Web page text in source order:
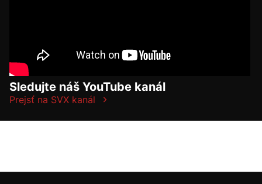
Sledujte náš YouTube kanál
Prejsť na SVX kanál